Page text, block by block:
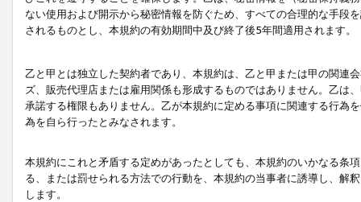
ない使用および開示から秘密情報を防ぐため、すべての合理的な手段
されるものとし、本規約の有効期間中及び終了後5年間適用されます。
乙と甲とは独立した契約者であり、本規約は、乙と甲または甲の関連
ズ、販売代理店または雇用関係も形成するものではありません。乙は
承諾する権限もありません。乙が本規約に定める事項に関連する行為
為を自ら行ったとみなされます。
本規約にこれと矛盾する定めがあったとしても、本規約のいかなる条
る、または罰せられる方法での行動を、本規約の当事者に誘導し、解
します。